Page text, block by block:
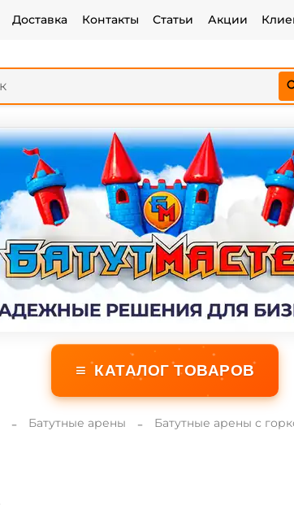
Доставка Контакты Статьи Акции
≡ КАТАЛОГ ТОВАРОВ
Батутные арены Батутные арены с